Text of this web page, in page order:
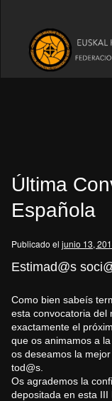
Última
Española
Publicado el junio 13,
Estimad@s
Como bien sabeís
esta convocatoria del
exactamente el
que os animamos a
os deseamos la
tod@s.
Os agrademos la
depositada en esta III